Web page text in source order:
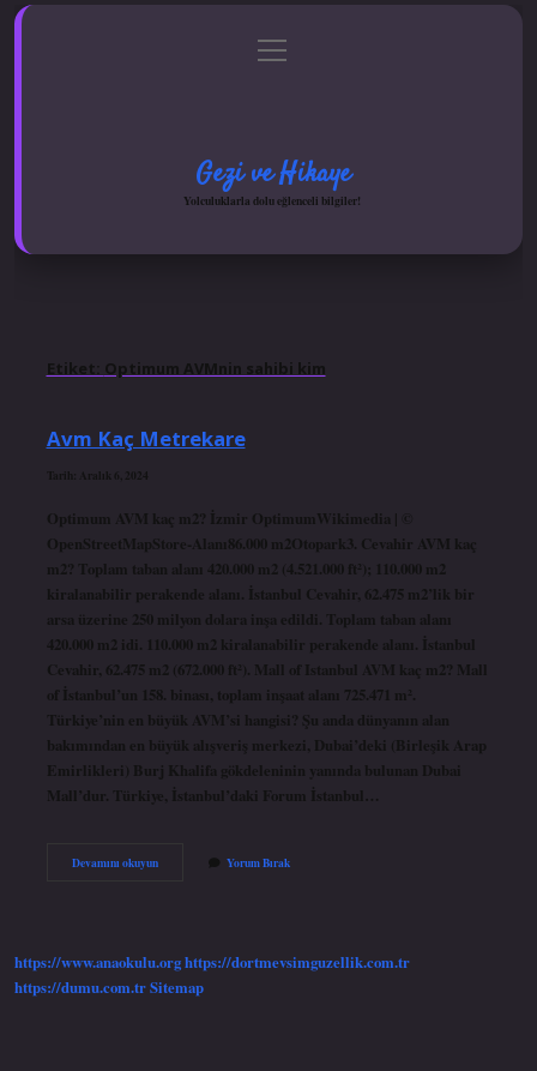
Gizlilik Politikası
menüyü
aç
Gezi ve Hikaye
Yolculuklarla dolu eğlenceli bilgiler!
Etiket: Optimum AVMnin sahibi kim
Avm Kaç Metrekare
Tarih: Aralık 6, 2024
Optimum AVM kaç m2? İzmir OptimumWikimedia | ©
OpenStreetMapStore-Alanı86.000 m2Otopark3. Cevahir AVM kaç
m2? Toplam taban alanı 420.000 m2 (4.521.000 ft²); 110.000 m2
kiralanabilir perakende alanı. İstanbul Cevahir, 62.475 m2’lik bir
arsa üzerine 250 milyon dolara inşa edildi. Toplam taban alanı
420.000 m2 idi. 110.000 m2 kiralanabilir perakende alanı. İstanbul
Cevahir, 62.475 m2 (672.000 ft²). Mall of Istanbul AVM kaç m2? Mall
of İstanbul’un 158. binası, toplam inşaat alanı 725.471 m².
Türkiye’nin en büyük AVM’si hangisi? Şu anda dünyanın alan
bakımından en büyük alışveriş merkezi, Dubai’deki (Birleşik Arap
Emirlikleri) Burj Khalifa gökdeleninin yanında bulunan Dubai
Mall’dur. Türkiye, İstanbul’daki Forum İstanbul…
Devamını okuyunAvm
Yorum Bırak
https://www.anaokulu.orghttps://dortmevsimguzellik.com.tr
https://dumu.com.trSitemap